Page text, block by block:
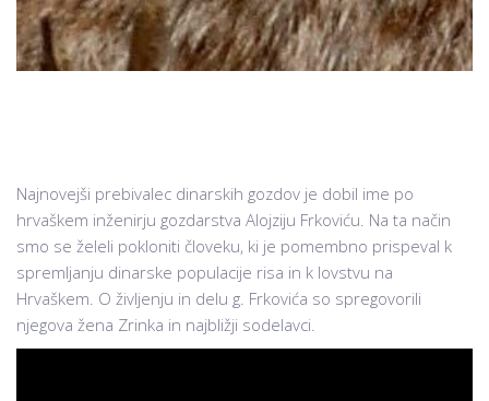
Najnovejši prebivalec dinarskih gozdov je dobil ime po
hrvaškem inženirju gozdarstva Alojziju Frkoviću. Na ta način
smo se želeli pokloniti človeku, ki je pomembno prispeval k
spremljanju dinarske populacije risa in k lovstvu na
Hrvaškem. O življenju in delu g. Frkovića so spregovorili
njegova žena Zrinka in najbližji sodelavci.